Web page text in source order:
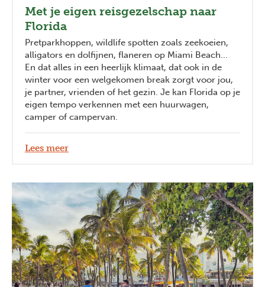
Met je eigen reisgezelschap naar
Florida
Pretparkhoppen, wildlife spotten zoals zeekoeien,
alligators en dolfijnen, flaneren op Miami Beach...
En dat alles in een heerlijk klimaat, dat ook in de
winter voor een welgekomen break zorgt voor jou,
je partner, vrienden of het gezin. Je kan Florida op je
eigen tempo verkennen met een huurwagen,
camper of campervan.
Lees meer